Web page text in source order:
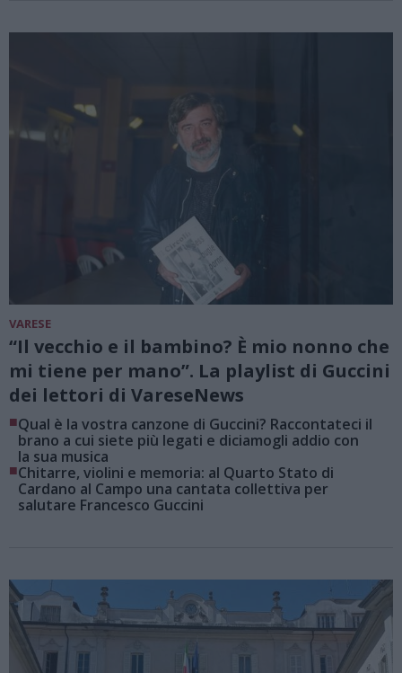
VARESE
“Il vecchio e il bambino? È mio nonno che
mi tiene per mano”. La playlist di Guccini
dei lettori di VareseNews
■Qual è la vostra canzone di Guccini? Raccontateci il
brano a cui siete più legati e diciamogli addio con
la sua musica
■Chitarre, violini e memoria: al Quarto Stato di
Cardano al Campo una cantata collettiva per
salutare Francesco Guccini